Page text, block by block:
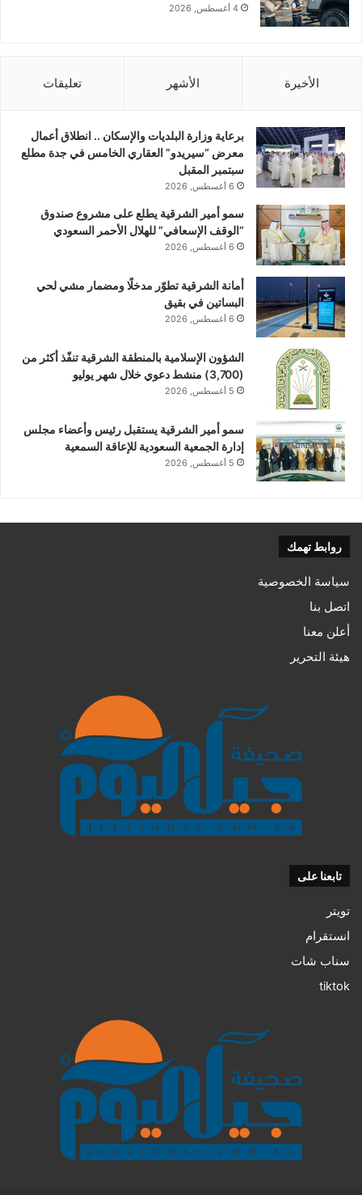
4 أغسطس, 2026
الأخيرة الأشهر تعليقات
برعاية وزارة البلديات والإسكان .. انطلاق أعمال
معرض “سيريدو” العقاري الخامس في جدة مطلع
سبتمبر المقبل
6 أغسطس, 2026
سمو أمير الشرقية يطلع على مشروع صندوق
“الوقف الإسعافي” للهلال الأحمر السعودي
6 أغسطس, 2026
أمانة الشرقية تطوّر مدخلًا ومضمار مشي لحي
البساتين في بقيق
6 أغسطس, 2026
الشؤون الإسلامية بالمنطقة الشرقية تنفّذ أكثر من
(3,700) منشط دعوي خلال شهر يوليو
5 أغسطس, 2026
سمو أمير الشرقية يستقبل رئيس وأعضاء مجلس
إدارة الجمعية السعودية للإعاقة السمعية
5 أغسطس, 2026
روابط تهمك
سياسة الخصوصية
اتصل بنا
أعلن معنا
هيئة التحرير
تابعنا على
تويتر
انستقرام
سناب شات
tiktok